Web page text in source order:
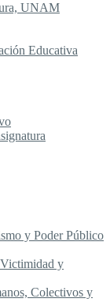
UNAM
Educativa
y Poder Público
y
Colectivos y